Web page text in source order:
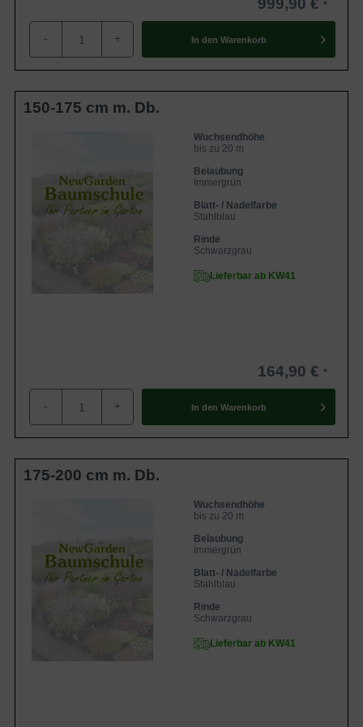
999,90 €
- + In den Warenkorb
150-175 cm m. Db.
Wuchsendhöhe
bis zu 20 m
Belaubung
Immergrün
Blatt- / Nadelfarbe
Stahlblau
Rinde
Schwarzgrau
Lieferbar ab KW41
164,90 €
- + In den Warenkorb
175-200 cm m. Db.
Wuchsendhöhe
bis zu 20 m
Belaubung
Immergrün
Blatt- / Nadelfarbe
Stahlblau
Rinde
Schwarzgrau
Lieferbar ab KW41